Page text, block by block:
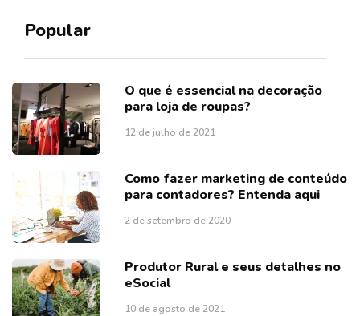
Popular
O que é essencial na decoração
para loja de roupas?
12 de julho de 2021
Como fazer marketing de conteúdo
para contadores? Entenda aqui
2 de setembro de 2020
Produtor Rural e seus detalhes no
eSocial
10 de agosto de 2021